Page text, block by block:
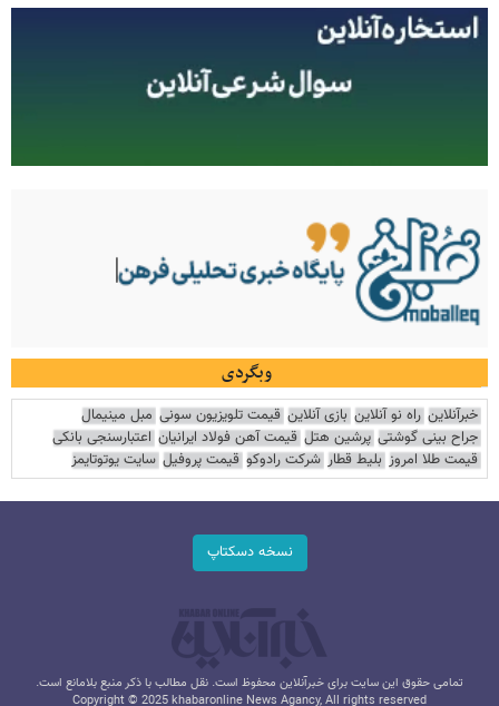
وبگردی
خبرآنلاین راه نو آنلاین بازی آنلاین قیمت تلویزیون سونی مبل مینیمال
جراح بینی گوشتی پرشین هتل قیمت آهن فولاد ایرانیان اعتبارسنجی بانکی
قیمت طلا امروز بلیط قطار شرکت رادوکو قیمت پروفیل سایت یوتوتایمز
نسخه دسکتاپ
تمامی حقوق این سایت برای خبرآنلاین محفوظ است. نقل مطالب با ذکر منبع بلامانع است.
Copyright © 2025 khabaronline News Agancy, All rights reserved